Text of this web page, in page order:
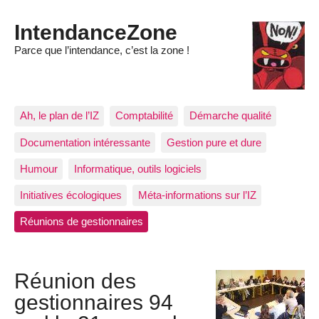
IntendanceZone
Parce que l’intendance, c’est la zone !
Ah, le plan de l’IZ Comptabilité Démarche qualité
Documentation intéressante Gestion pure et dure
Humour Informatique, outils logiciels
Initiatives écologiques Méta-informations sur l’IZ
Réunions de gestionnaires
Réunion des
gestionnaires 94